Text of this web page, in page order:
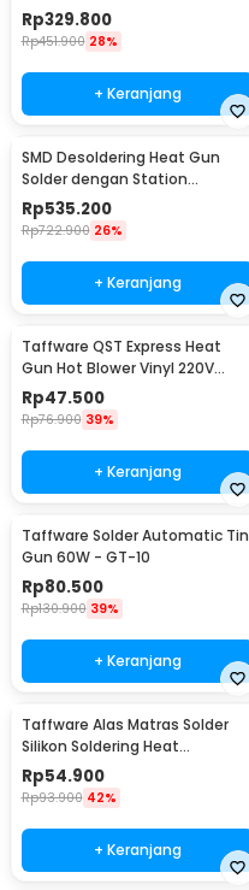
750W
Rp329.800
Rp451.900 28%
+ Keranjang
SMD Desoldering Heat Gun
Solder dengan Station
220V/700W - KS8586
Rp535.200
Rp722.900 26%
+ Keranjang
Taffware QST Express Heat
Gun Hot Blower Vinyl 220V
300W - QST-220
Rp47.500
Rp76.900 39%
+ Keranjang
Taffware Solder Automatic Tin
Gun 60W - GT-10
Rp80.500
Rp130.900 39%
+ Keranjang
Taffware Alas Matras Solder
Silikon Soldering Heat
Resistant 450x300mm - S-160
Rp54.900
Rp93.900 42%
+ Keranjang